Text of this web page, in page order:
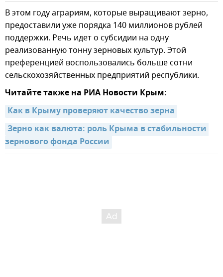
В этом году аграриям, которые выращивают зерно,
предоставили уже порядка 140 миллионов рублей
поддержки. Речь идет о субсидии на одну
реализованную тонну зерновых культур. Этой
преференцией воспользовались больше сотни
сельскохозяйственных предприятий республики.
Читайте также на РИА Новости Крым:
Как в Крыму проверяют качество зерна
Зерно как валюта: роль Крыма в стабильности
зернового фонда России